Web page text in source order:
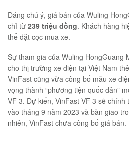
Đáng chú ý, giá bán của Wuling
chỉ từ 239 triệu đồng. Khách hàng
thể đặt cọc mua xe.
Sự tham gia của Wuling HongGuang
cho thị trường xe điện tại Việt Nam
VinFast cũng vừa công bố mẫu xe
vọng thành “phương tiện quốc dân”
VF 3. Dự kiến, VinFast VF 3 sẽ
vào tháng 9 năm 2023 và bàn giao
nhiên, VinFast chưa công bố giá bán.